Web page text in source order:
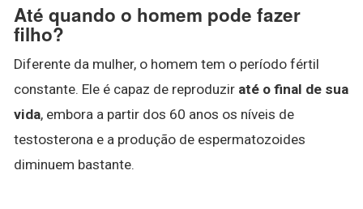
Até quando o homem pode fazer
filho?
Diferente da mulher, o homem tem o período fértil
constante. Ele é capaz de reproduzir até o final de sua
vida, embora a partir dos 60 anos os níveis de
testosterona e a produção de espermatozoides
diminuem bastante.